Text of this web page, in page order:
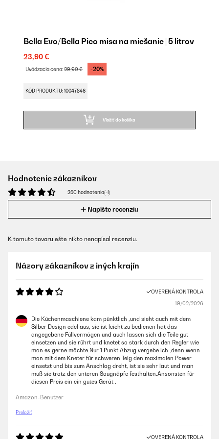
Bella Evo/Bella Pico misa na miešanie | 5 litrov
23,90 €
Uvádzacia cena:29,90 € -20%
KÓD PRODUKTU: 10047846
Vložiť do košíka
Hodnotenie zákazníkov
250 hodnotenia(-í)
Napíšte recenziu
K tomuto tovaru ešte nikto nenapísal recenziu.
Názory zákazníkov z iných krajín
OVERENÁ KONTROLA
19/02/2026
Die Küchenmaschiene kam pünktlich ,und sieht auch mit dem
Silber Design edel aus, sie ist leicht zu bedienen hat das
angegebene Füllvermögen und auch lassen sich die Teile gut
einsetzen und sie rührt und knetet so stark durch den Regler wie
man es gerne möchte.Nur 1 Punkt Abzug vergebe ich ,denn wenn
man mit dem Kneter für schweren Teig den maximalen Power
einsetzt und bis zum Anschlag dreht, ist sie sehr laut und man
muß sie trotz den unteren Saugnäpfe festhalten.Ansonsten für
diesen Preis ein ein gutes Gerät .
Amazon-Benutzer
Preložiť
OVERENÁ KONTROLA